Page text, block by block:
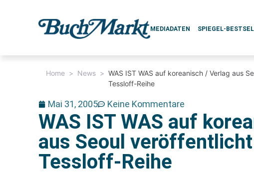
MEDIADATEN SPIEGEL-
Home > News > WAS IST WAS auf koreanisch / Verlag aus
Tessloff-Reihe
Mai 31, 2005 Keine Kommentare
WAS IST WAS auf
aus Seoul
Tessloff-Reihe